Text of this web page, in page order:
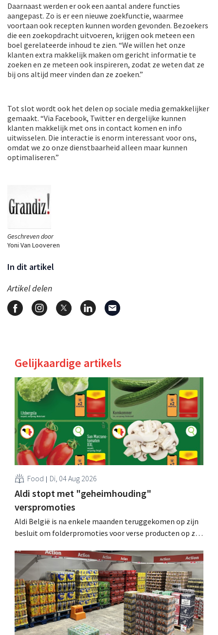
Geschreven door
Yoni Van Looveren
In dit artikel
Artikel delen
Daarnaast werden er ook een aantal andere functies
aangepast. Zo is er een nieuwe zoekfunctie, waarmee
voortaan ook recepten kunnen worden gevonden. Bezoekers
die een zoekopdracht uitvoeren, krijgen ook meteen een
boel gerelateerde inhoud te zien. “We willen het onze
klanten extra makkelijk maken om gericht informatie te
zoeken en ze meteen ook inspireren, zodat ze weten dat ze
bij ons altijd meer vinden dan ze zoeken.”
Tot slot wordt ook het delen op sociale media gemakkelijker
gemaakt. “Via Facebook, Twitter en dergelijke kunnen
klanten makkelijk met ons in contact komen en info
uitwisselen. Die interactie is enorm interessant voor ons,
omdat we zo onze dienstbaarheid alleen maar kunnen
optimaliseren.”
Gelijkaardige artikels
Food Di, 04 Aug 2026
Aldi stopt met "geheimhouding"
verspromoties
Aldi België is na enkele maanden teruggekomen op zijn
besluit om folderpromoties voor verse producten op zijn
werking treden: "Onze klanten willen goed
geïnformeerd worden." .